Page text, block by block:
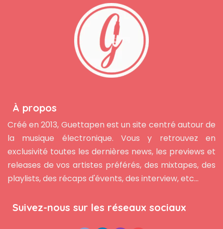
À propos
Créé en 2013, Guettapen est un site centré autour de
la musique électronique. Vous y retrouvez en
exclusivité toutes les dernières news, les previews et
releases de vos artistes préférés, des mixtapes, des
playlists, des récaps d'évents, des interview, etc...
Suivez-nous sur les réseaux sociaux